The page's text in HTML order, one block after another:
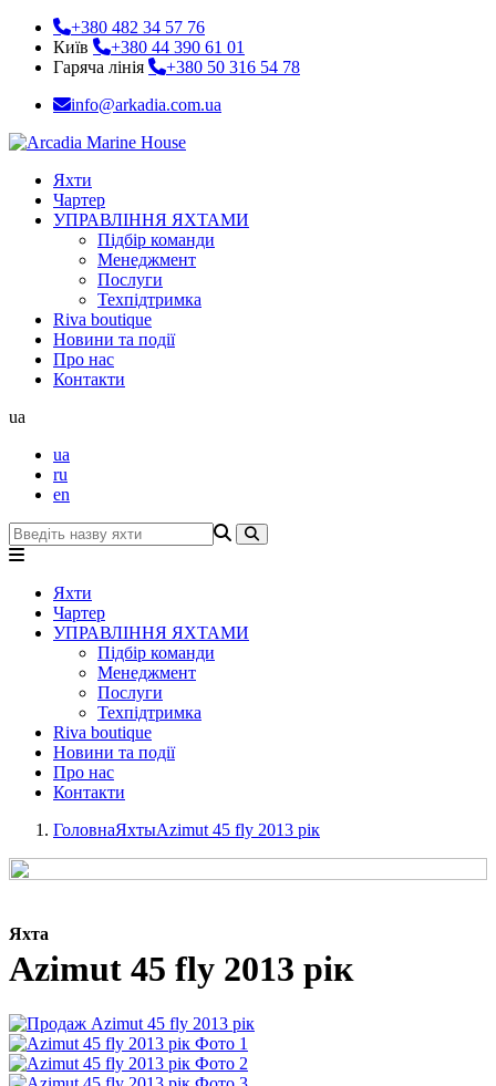
+380 482 34 57 76
Київ
+380 44 390 61 01
Гаряча лінія
+380 50 316 54 78
info@arkadia.com.ua
Яхти
Чартер
УПРАВЛІННЯ ЯХТАМИ
Підбір команди
Менеджмент
Послуги
Техпідтримка
Riva boutique
Новини та події
Про нас
Контакти
ua
ua
ru
en
Яхти
Чартер
УПРАВЛІННЯ ЯХТАМИ
Підбір команди
Менеджмент
Послуги
Техпідтримка
Riva boutique
Новини та події
Про нас
Контакти
ГоловнаЯхтыAzimut 45 fly 2013 рік
Яхта
Azimut 45 fly 2013 рік